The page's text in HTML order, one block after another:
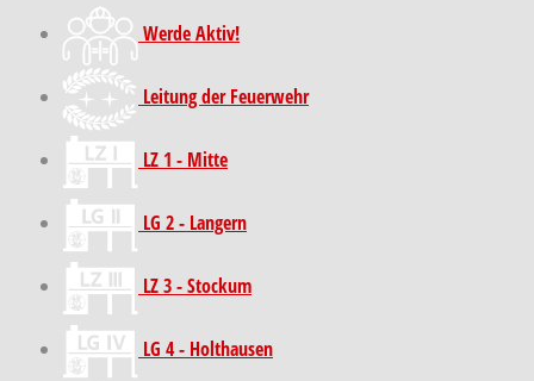
Werde Aktiv!
Leitung der Feuerwehr
LZ 1 - Mitte
LG 2 - Langern
LZ 3 - Stockum
LG 4 - Holthausen